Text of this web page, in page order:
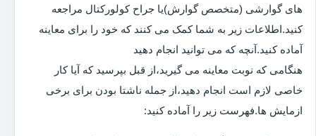
های گوارشی (متخصص گوارش)یا جراح کولورکتال مراجعه
کنید.اطلاعات زیر به شما کمک می کنند که خود را برای معاینه
آماده کنید.آنچه که می توانید انجام دهید
هنگامی که نوبت معاینه می گیرید،از قبل بپرسید که آیا کار
خاصی لازم است انجام دهید،از جمله ناشتا بودن برای برخی
ازمایش ها.فهرست زیر را آماده کنید: